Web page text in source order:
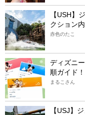
【USH】
クション
赤色のたこ
ディズニ
順ガイド
まるこさん
【USJ】